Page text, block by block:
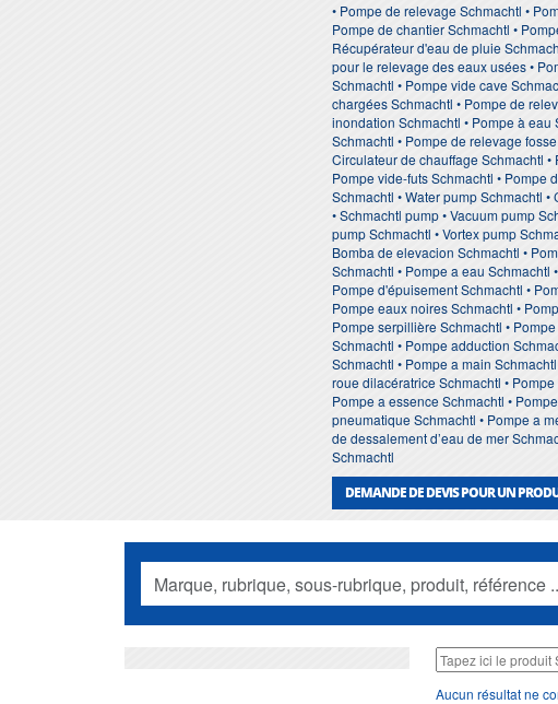
• Pompe de relevage Schmachtl •
Pompe de chantier Schmachtl •
Récupérateur d'eau de pluie
pour le relevage des eaux usées •
Schmachtl • Pompe vide cave
chargées Schmachtl • Pompe de
inondation Schmachtl • Pompe à eau
Schmachtl • Pompe de relevage
Circulateur de chauffage Schmachtl
Pompe vide-futs Schmachtl • Pompe
Schmachtl • Water pump Schmachtl
• Schmachtl pump • Vacuum pump
pump Schmachtl • Vortex pump
Bomba de elevacion Schmachtl •
Schmachtl • Pompe a eau Schmachtl
Pompe d'épuisement Schmachtl •
Pompe eaux noires Schmachtl •
Pompe serpillière Schmachtl •
Schmachtl • Pompe adduction
Schmachtl • Pompe a main
roue dilacératrice Schmachtl •
Pompe a essence Schmachtl •
pneumatique Schmachtl • Pompe a
de dessalement d’eau de mer
Schmachtl
DEMANDE DE DEVIS POUR UN
Aucun résultat ne